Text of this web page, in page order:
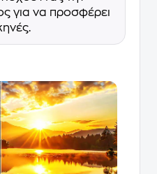
για να προσφέρει